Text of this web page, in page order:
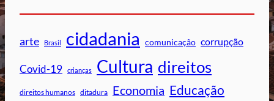
arte Brasil cidadania comunicação corrupção
Covid-19 crianças Cultura direitos
direitos humanos ditadura Economia Educação